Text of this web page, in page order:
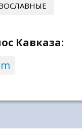
Кавказа: